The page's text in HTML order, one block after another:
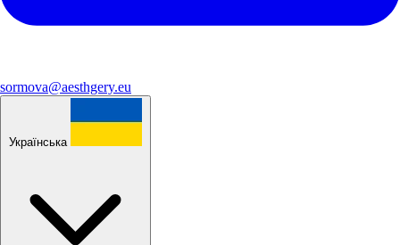
sormova@aesthgery.eu
Українська